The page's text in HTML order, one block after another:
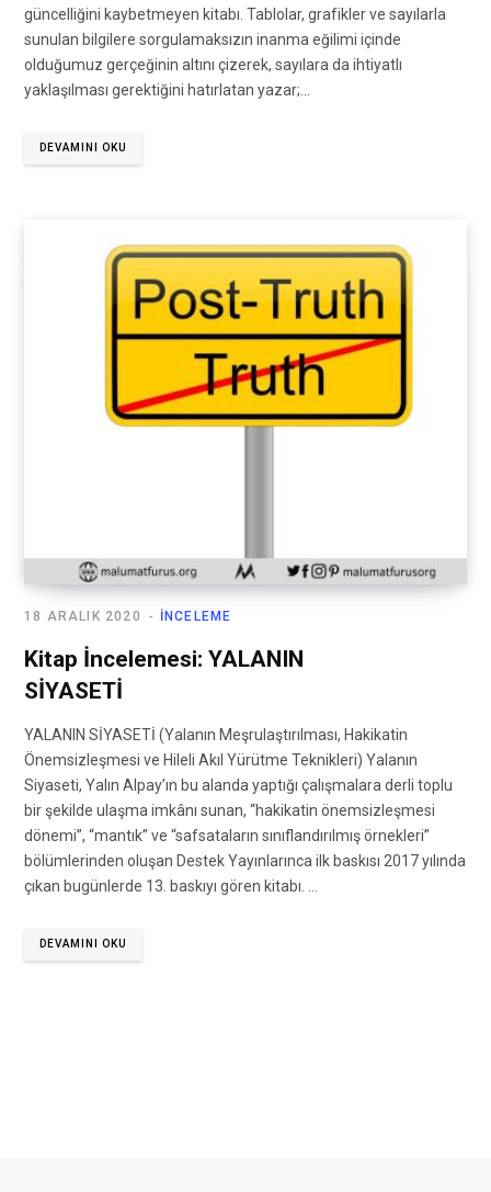
güncelliğini kaybetmeyen kitabı. Tablolar, grafikler ve sayılarla
sunulan bilgilere sorgulamaksızın inanma eğilimi içinde
olduğumuz gerçeğinin altını çizerek, sayılara da ihtiyatlı
yaklaşılması gerektiğini hatırlatan yazar;…
DEVAMINI OKU
İNCELEME
18 ARALIK 2020
Kitap İncelemesi: YALANIN
SİYASETİ
YALANIN SİYASETİ (Yalanın Meşrulaştırılması, Hakikatin
Önemsizleşmesi ve Hileli Akıl Yürütme Teknikleri) Yalanın
Siyaseti, Yalın Alpay’ın bu alanda yaptığı çalışmalara derli toplu
bir şekilde ulaşma imkânı sunan, “hakikatin önemsizleşmesi
dönemi”, “mantık” ve “safsataların sınıflandırılmış örnekleri”
bölümlerinden oluşan Destek Yayınlarınca ilk baskısı 2017 yılında
çıkan bugünlerde 13. baskıyı gören kitabı. …
DEVAMINI OKU